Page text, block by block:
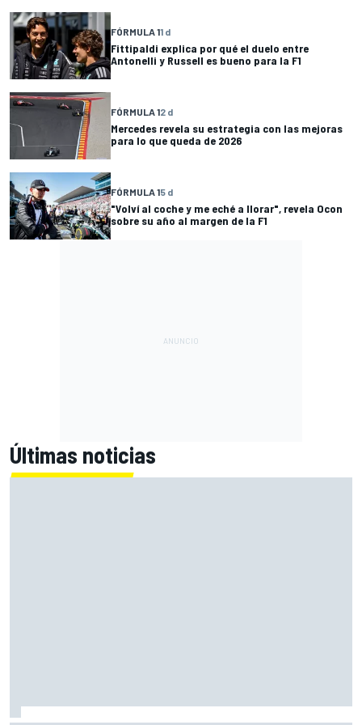
FÓRMULA 11 d
Fittipaldi explica por qué el duelo entre
Antonelli y Russell es bueno para la F1
FÓRMULA 12 d
Mercedes revela su estrategia con las mejoras
para lo que queda de 2026
FÓRMULA 15 d
"Volví al coche y me eché a llorar", revela Ocon
sobre su año al margen de la F1
Últimas noticias